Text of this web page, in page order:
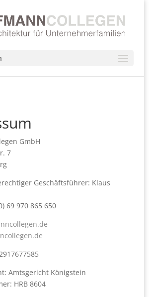
GmbH
7
Geschäftsführer: Klaus
69 970 865 650
Amtsgericht Königstein
HRB 8604